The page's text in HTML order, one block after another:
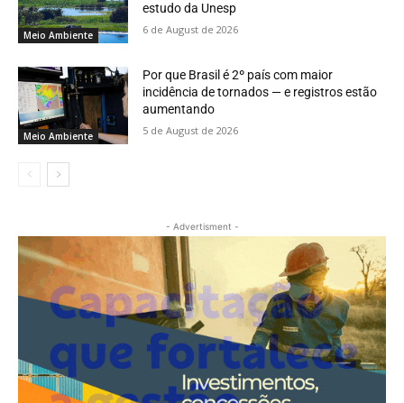
Meio Ambiente
estudo da Unesp
6 de August de 2026
Meio Ambiente
Por que Brasil é 2º país com maior
incidência de tornados — e registros estão
aumentando
5 de August de 2026
- Advertisment -